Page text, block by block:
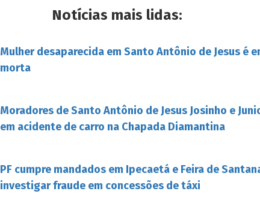
Notícias mais lidas:
Mulher desaparecida em Santo Antônio de Jesus é
morta
Moradores de Santo Antônio de Jesus Josinho e
em acidente de carro na Chapada Diamantina
PF cumpre mandados em Ipecaetá e Feira de
investigar fraude em concessões de táxi